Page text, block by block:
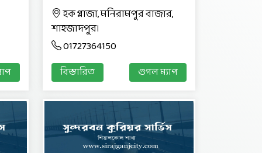
হক প্লাজা, মনিরামপুর বাজার,
শাহজাদপুর।
01727364150
বিস্তারিত গুগল ম্যাপ